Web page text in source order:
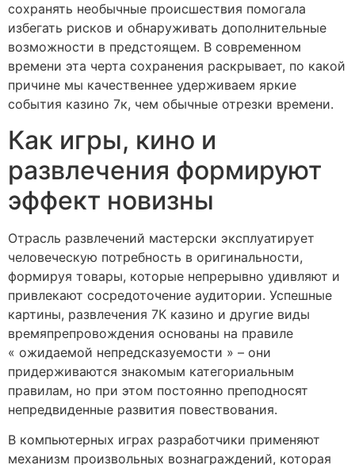
сохранять необычные происшествия помогала
избегать рисков и обнаруживать дополнительные
возможности в предстоящем. В современном
времени эта черта сохранения раскрывает, по какой
причине мы качественнее удерживаем яркие
события казино 7к, чем обычные отрезки времени.
Как игры, кино и
развлечения формируют
эффект новизны
Отрасль развлечений мастерски эксплуатирует
человеческую потребность в оригинальности,
формируя товары, которые непрерывно удивляют и
привлекают сосредоточение аудитории. Успешные
картины, развлечения 7К казино и другие виды
времяпрепровождения основаны на правиле
« ожидаемой непредсказуемости » – они
придерживаются знакомым категориальным
правилам, но при этом постоянно преподносят
непредвиденные развития повествования.
В компьютерных играх разработчики применяют
механизм произвольных вознаграждений, которая